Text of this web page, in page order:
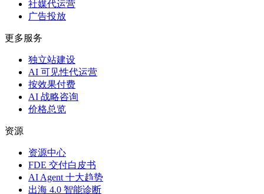
社媒代运营
广告投放
更多服务
独立站建设
AI 可见性代运营
按效果付费
AI 战略咨询
价格总览
资源
资源中心
FDE 交付白皮书
AI Agent 十大趋势
出海 4.0 智能诊断